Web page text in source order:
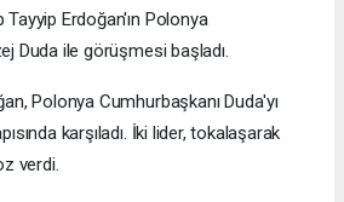
Erdoğan'ın Polonya
Duda ile görüşmesi başladı.
Polonya Cumhurbaşkanı Duda'yı
karşıladı. İki lider, tokalaşarak
verdi.